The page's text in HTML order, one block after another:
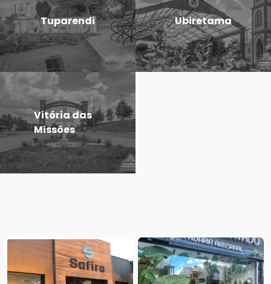
Tuparendi Ubiretama
Vitória das
Missões